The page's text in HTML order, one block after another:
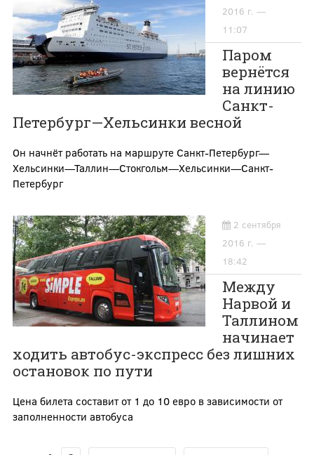
2016 г. —
11:07
Паром
вернётся
на линию
Санкт-
Петербург—Хельсинки весной
Он начнёт работать на маршруте Санкт-Петербург—
Хельсинки—Таллин—Стокгольм—Хельсинки—Санкт-
Петербург
2 сентября
2016 г. —
18:42
Между
Нарвой и
Таллином
начинает
ходить автобус-экспресс без лишних
остановок по пути
Цена билета составит от 1 до 10 евро в зависимости от
заполненности автобуса